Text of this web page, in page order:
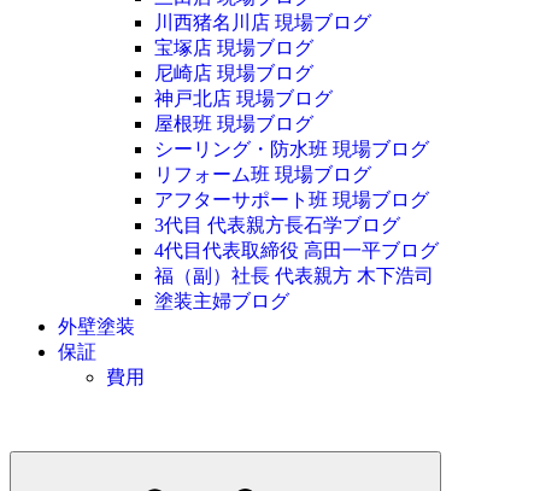
川西猪名川店 現場ブログ
宝塚店 現場ブログ
尼崎店 現場ブログ
神戸北店 現場ブログ
屋根班 現場ブログ
シーリング・防水班 現場ブログ
リフォーム班 現場ブログ
アフターサポート班 現場ブログ
3代目 代表親方長石学ブログ
4代目代表取締役 高田一平ブログ
福（副）社長 代表親方 木下浩司
塗装主婦ブログ
外壁塗装
保証
費用